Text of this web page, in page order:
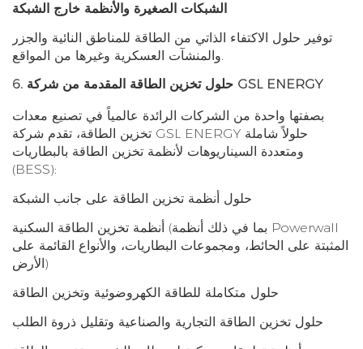
الشبكات الصغيرة والأنظمة خارج الشبكة
توفير حلول الاكتفاء الذاتي من الطاقة للمناطق النائية والجزر
والمنشآت العسكرية وغيرها من المواقع.
6. حلول تخزين الطاقة المقدمة من شركة GSL ENERGY
بصفتها واحدة من الشركات الرائدة عالمياً في تصنيع معدات
تخزين الطاقة، تقدم شركة GSL ENERGY حلولاً شاملة
ومتعددة السيناريوهات لأنظمة تخزين الطاقة بالبطاريات
(BESS):
حلول أنظمة تخزين الطاقة على جانب الشبكة
أنظمة تخزين الطاقة السكنية (بما في ذلك أنظمة Powerwall
المثبتة على الحائط، ومجموعات البطاريات، والأنواع القائمة على
الأرض)
حلول متكاملة للطاقة الكهروضوئية وتخزين الطاقة
حلول تخزين الطاقة التجارية والصناعية وتقليل ذروة الطلب